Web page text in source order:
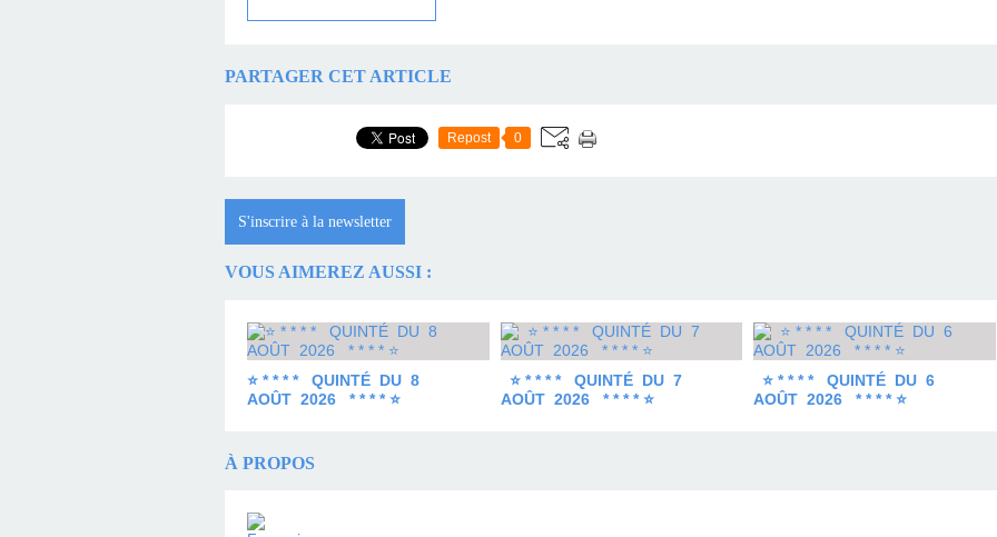
PARTAGER CET ARTICLE
Repost 0
S'inscrire à la newsletter
VOUS AIMEREZ AUSSI :
⭐ * * * * QUINTÉ DU 8
AOÛT 2026 * * * * ⭐
⭐ * * * * QUINTÉ DU 7
AOÛT 2026 * * * * ⭐
⭐ * * * * QUINTÉ DU 6
AOÛT 2026 * * * * ⭐
À PROPOS